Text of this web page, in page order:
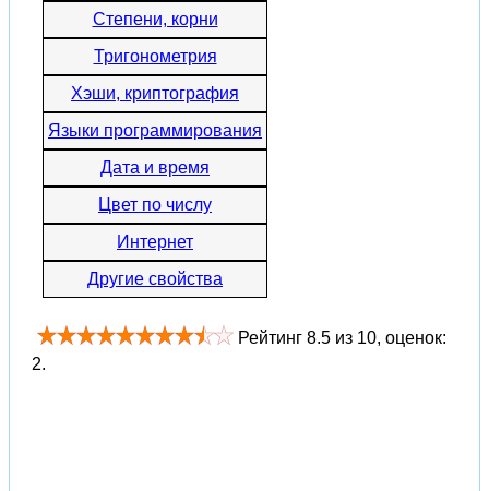
Степени, корни
Тригонометрия
Хэши, криптография
Языки программирования
Дата и время
Цвет по числу
Интернет
Другие свойства
Рейтинг 8.5 из 10, оценок:
2.